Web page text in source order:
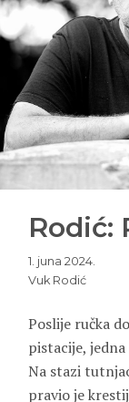
Rodić:
1. juna 2024.
Vuk Rodić
Poslije ručka
pistacije,
Na stazi
pravio je